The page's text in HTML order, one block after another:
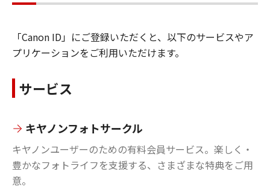
「Canon ID」にご登録いただくと、以下のサービスやア
プリケーションをご利用いただけます。
サービス
キヤノンフォトサークル
キヤノンユーザーのための有料会員サービス。楽しく・
豊かなフォトライフを支援する、さまざまな特典をご用
意。